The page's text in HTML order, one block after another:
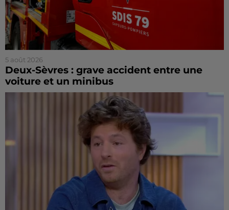
5 août 2026
Deux-Sèvres : grave accident entre une
voiture et un minibus